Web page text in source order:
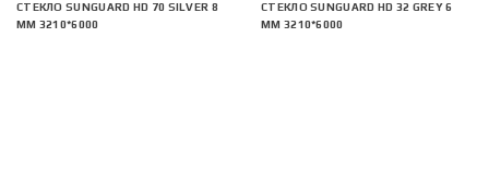
СТЕКЛО SUNGUARD HD 70 SILVER 8
ММ 3210*6000
СТЕКЛО SUNGUARD HD 32 GREY 6
ММ 3210*6000